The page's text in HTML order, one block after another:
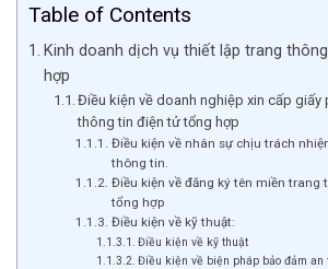
Table of Contents
Kinh doanh dịch vụ thiết lập trang
hợp
Điều kiện về doanh nghiệp xin cấp giấy
thông tin điện tử tổng hợp
Điều kiện về nhân sự chịu trách
thông tin.
Điều kiện về đăng ký tên miền trang
tổng hợp
Điều kiện về kỹ thuật:
Điều kiện về kỹ thuật
Điều kiện về biện pháp bảo đảm an